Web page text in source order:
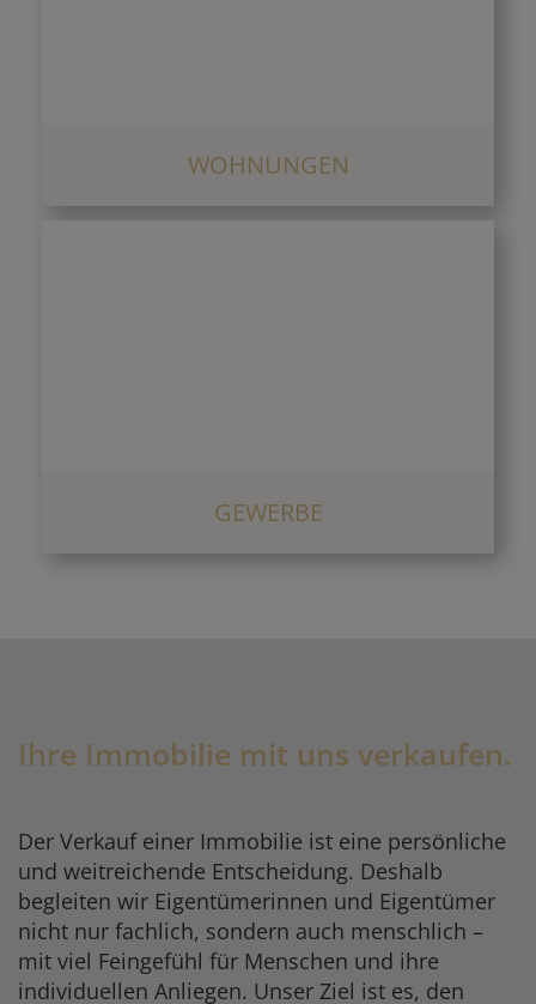
WOHNUNGEN
GEWERBE
Ihre Immobilie mit uns verkaufen.
Der Verkauf einer Immobilie ist eine persönliche
und weitreichende Entscheidung. Deshalb
begleiten wir Eigentümerinnen und Eigentümer
nicht nur fachlich, sondern auch menschlich –
mit viel Feingefühl für Menschen und ihre
individuellen Anliegen. Unser Ziel ist es, den